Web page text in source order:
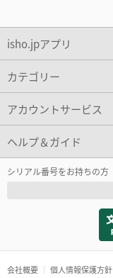
isho.jpアプリ
カテゴリー
アカウントサービス
ヘルプ＆ガイド
シリアル番号をお持ちの方
会社概要 個人情報保護方針